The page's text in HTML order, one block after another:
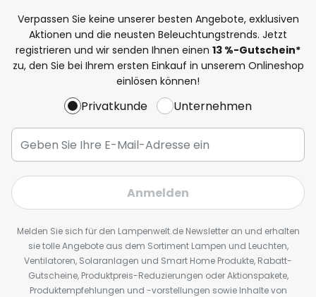
Verpassen Sie keine unserer besten Angebote, exklusiven
Aktionen und die neusten Beleuchtungstrends. Jetzt
registrieren und wir senden Ihnen einen 13 %-Gutschein*
zu, den Sie bei Ihrem ersten Einkauf in unserem Onlineshop
einlösen können!
Privatkunde Unternehmen
Anmelden
Melden Sie sich für den Lampenwelt.de Newsletter an und erhalten
sie tolle Angebote aus dem Sortiment Lampen und Leuchten,
Ventilatoren, Solaranlagen und Smart Home Produkte, Rabatt-
Gutscheine, Produktpreis-Reduzierungen oder Aktionspakete,
Produktempfehlungen und -vorstellungen sowie Inhalte von